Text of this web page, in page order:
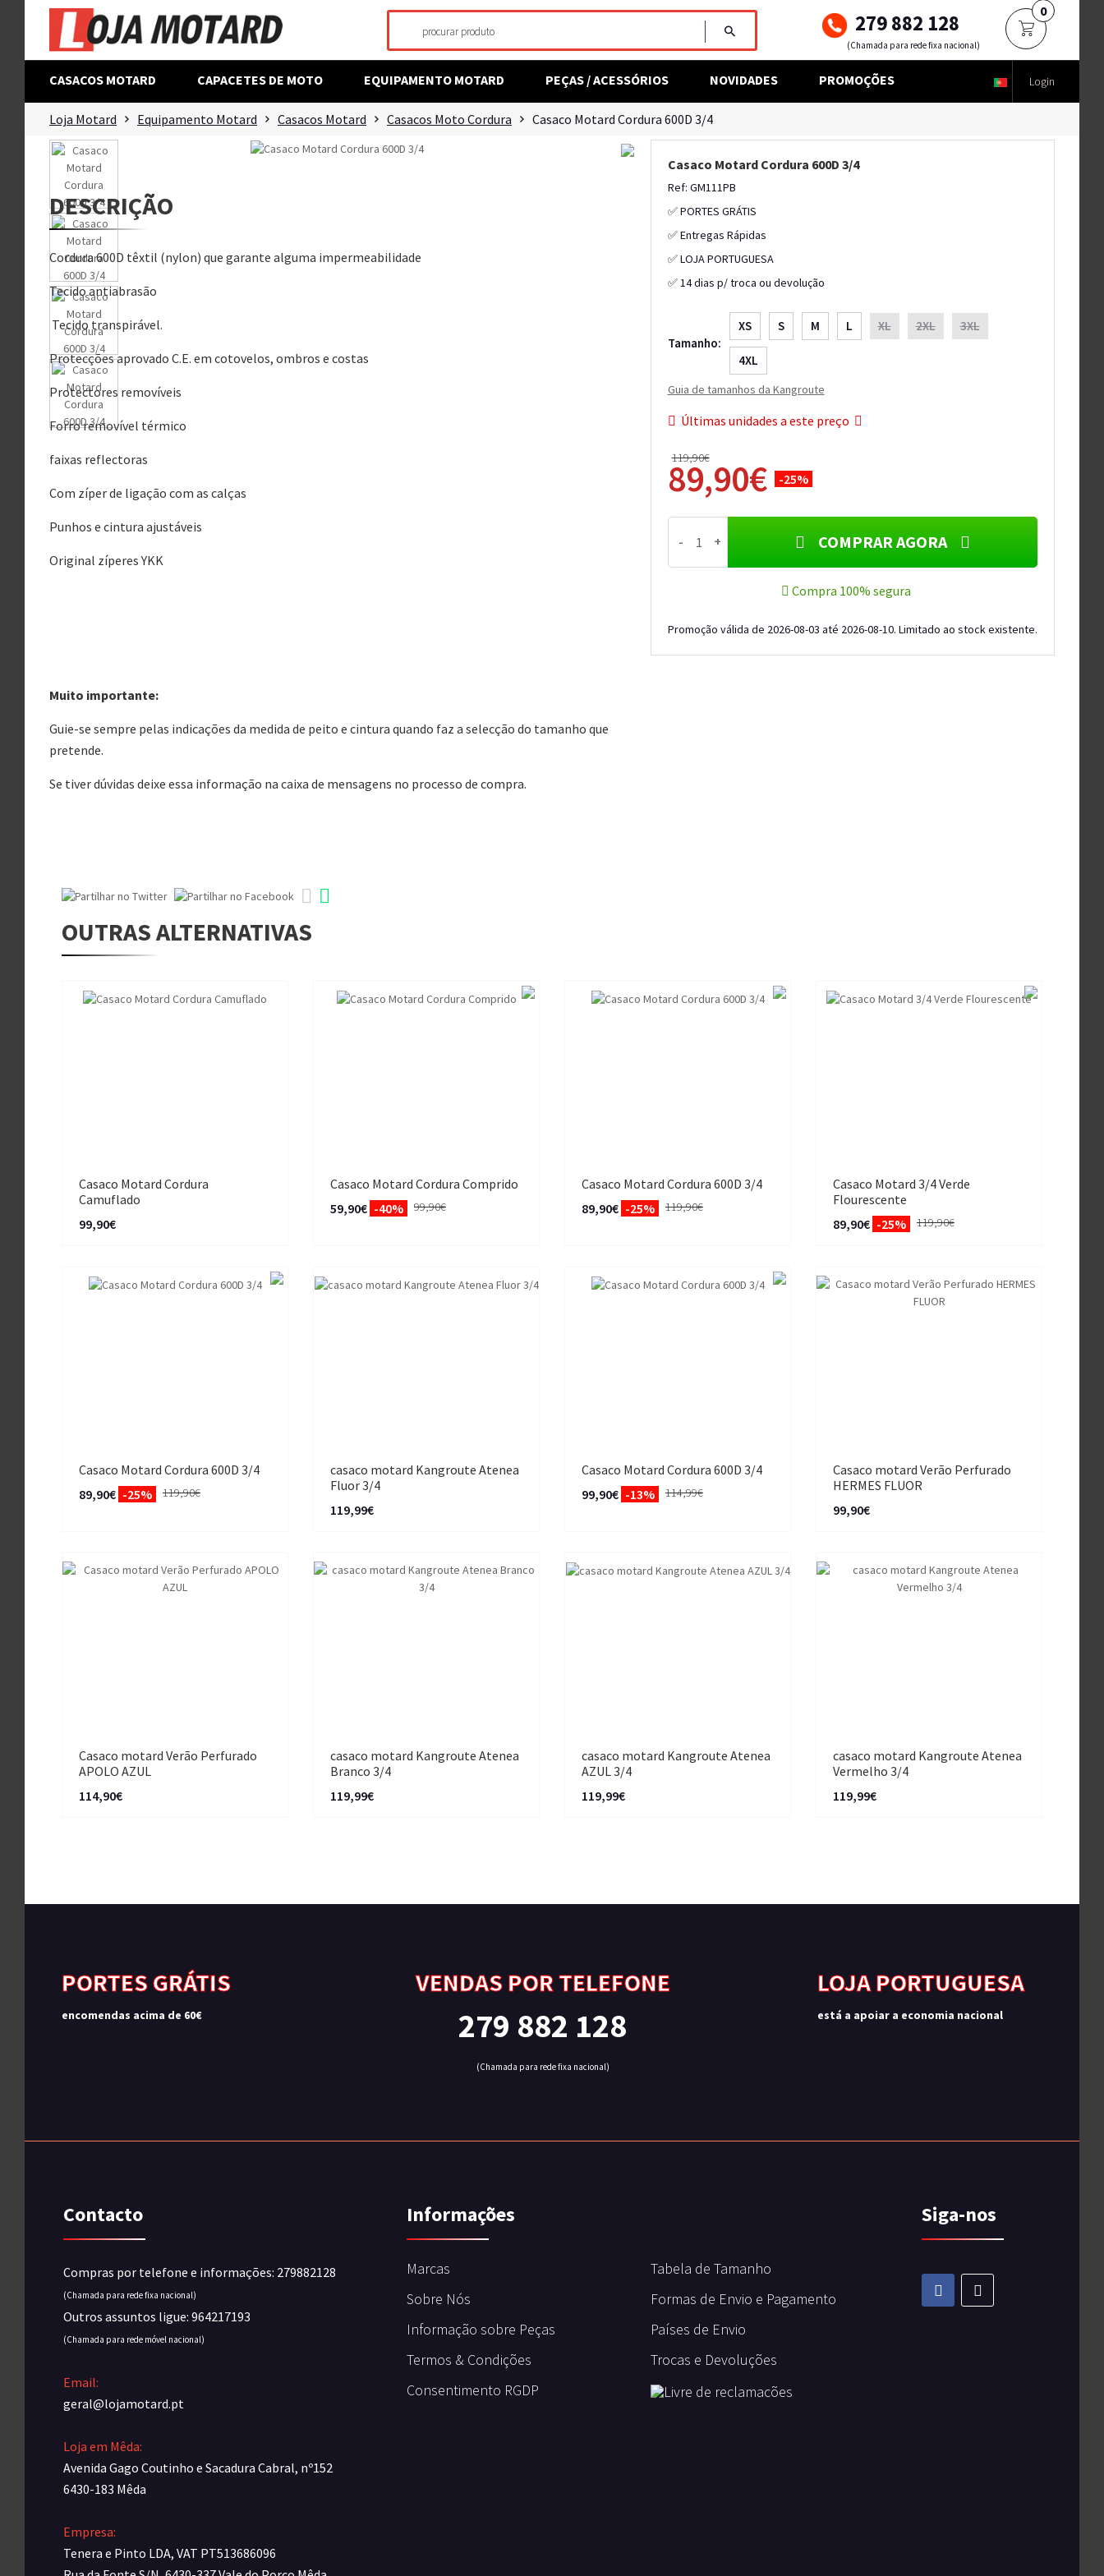
CASACOS MOTARD CAPACETES DE MOTO EQUIPAMENTO MOTARD PEÇAS / ACESSÓRIOS NOVIDADES PROMOÇÕES Login
279 882 128
(Chamada para rede fixa nacional)
0
Loja Motard Equipamento Motard Casacos Motard Casacos Moto Cordura Casaco Motard Cordura 600D 3/4
DESCRIÇÃO
Cordura 600D têxtil (nylon) que garante alguma impermeabilidade
Tecido antiabrasão
Tecido transpirável.
Protecções aprovado C.E. em cotovelos, ombros e costas
Protectores removíveis
Forro removível térmico
faixas reflectoras
Com zíper de ligação com as calças
Punhos e cintura ajustáveis
Original zíperes YKK
Muito importante:
Guie-se sempre pelas indicações da medida de peito e cintura quando faz a selecção do tamanho que
pretende.
Se tiver dúvidas deixe essa informação na caixa de mensagens no processo de compra.
Casaco Motard Cordura 600D 3/4
Ref: GM111PB
✅ PORTES GRÁTIS
✅ Entregas Rápidas
✅ LOJA PORTUGUESA
✅ 14 dias p/ troca ou devolução
Tamanho:
XS S M L XL 2XL 3XL
4XL
Guia de tamanhos da Kangroute
Últimas unidades a este preço
119,90€
89,90€ -25%
- + COMPRAR AGORA
Compra 100% segura
Promoção válida de 2026-08-03 até 2026-08-10. Limitado ao stock existente.
OUTRAS ALTERNATIVAS
Casaco Motard Cordura
Camuflado
99,90€
Casaco Motard Cordura Comprido
59,90€ -40% 99,90€
Casaco Motard Cordura 600D 3/4
89,90€ -25% 119,90€
Casaco Motard 3/4 Verde
Flourescente
89,90€ -25% 119,90€
Casaco Motard Cordura 600D 3/4
89,90€ -25% 119,90€
casaco motard Kangroute Atenea
Fluor 3/4
119,99€
Casaco Motard Cordura 600D 3/4
99,90€ -13% 114,99€
Casaco motard Verão Perfurado
HERMES FLUOR
99,90€
Casaco motard Verão Perfurado
APOLO AZUL
114,90€
casaco motard Kangroute Atenea
Branco 3/4
119,99€
casaco motard Kangroute Atenea
AZUL 3/4
119,99€
casaco motard Kangroute Atenea
Vermelho 3/4
119,99€
PORTES GRÁTIS
encomendas acima de 60€
VENDAS POR TELEFONE
279 882 128
(Chamada para rede fixa nacional)
LOJA PORTUGUESA
está a apoiar a economia nacional
Contacto
Compras por telefone e informações: 279882128
(Chamada para rede fixa nacional)
Outros assuntos ligue: 964217193
(Chamada para rede móvel nacional)
Email:
geral@lojamotard.pt
Loja em Mêda:
Avenida Gago Coutinho e Sacadura Cabral, nº152
6430-183 Mêda
Empresa:
Tenera e Pinto LDA, VAT PT513686096
Informações
Marcas
Sobre Nós
Informação sobre Peças
Termos & Condições
Consentimento RGDP
Tabela de Tamanho
Formas de Envio e Pagamento
Países de Envio
Trocas e Devoluções
Siga-nos